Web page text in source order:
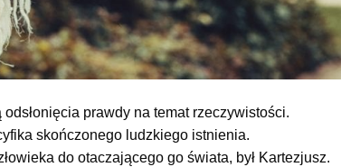
prawdy na temat rzeczywistości.
skończonego ludzkiego istnienia.
do otaczającego go świata, był Kartezjusz.